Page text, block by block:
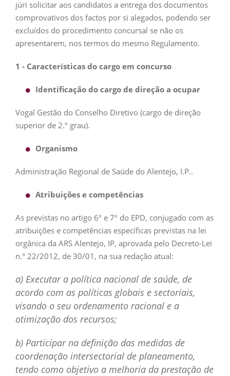
júri solicitar aos candidatos a entrega dos documentos
comprovativos dos factos por si alegados, podendo ser
excluídos do procedimento concursal se não os
apresentarem, nos termos do mesmo Regulamento.
1 - Características do cargo em concurso
Identificação do cargo de direção a ocupar
Vogal Gestão do Conselho Diretivo (cargo de direção
superior de 2.º grau).
Organismo
Administração Regional de Saúde do Alentejo, I.P..
Atribuições e competências
As previstas no artigo 6º e 7º do EPD, conjugado com as
atribuições e competências específicas previstas na lei
orgânica da ARS Alentejo, IP, aprovada pelo Decreto-Lei
n.º 22/2012, de 30/01, na sua redação atual:
a) Executar a política nacional de saúde, de
acordo com as políticas globais e sectoriais,
visando o seu ordenamento racional e a
otimização dos recursos;
b) Participar na definição das medidas de
coordenação intersectorial de planeamento,
tendo como objetivo a melhoria da prestação de